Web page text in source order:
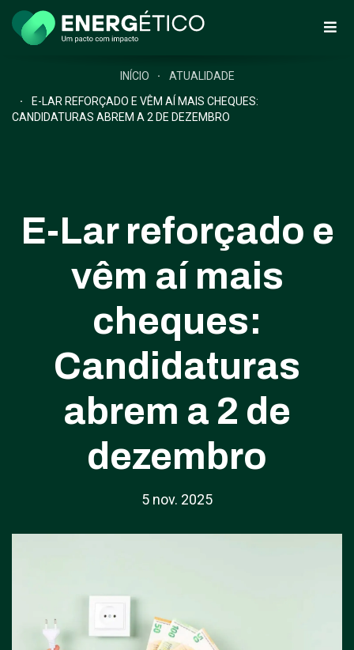
INÍCIO
ATUALIDADE
E-LAR REFORÇADO E VÊM AÍ MAIS CHEQUES:
CANDIDATURAS ABREM A 2 DE DEZEMBRO
E-Lar reforçado e
vêm aí mais
cheques:
Candidaturas
abrem a 2 de
dezembro
5 nov. 2025